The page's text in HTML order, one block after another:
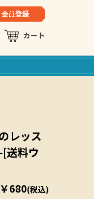
カート
レッス
料ウ
￥680(税込)